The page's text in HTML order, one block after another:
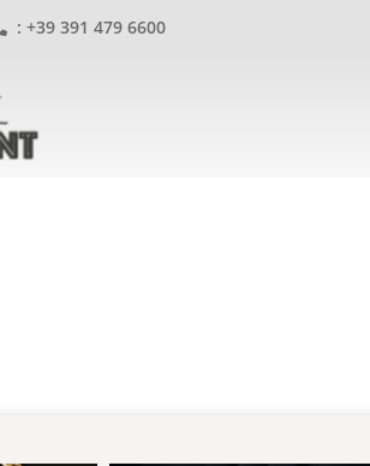
: +39 391 479 6600